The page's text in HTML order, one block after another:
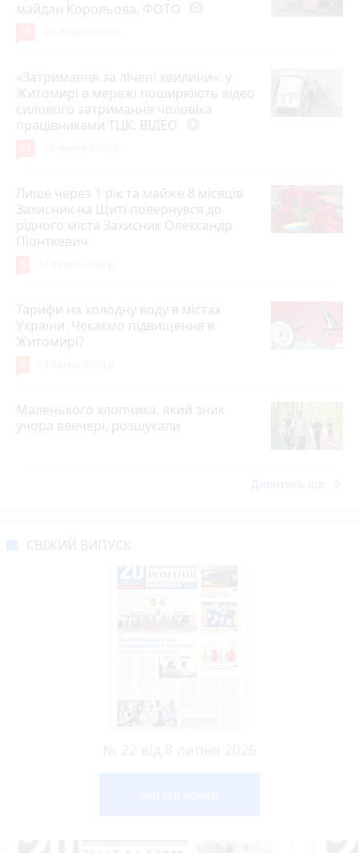
майдан Корольова. ФОТО
«Затримання за лічені хвилини»: у
Житомирі в мережі поширюють відео
силового затримання чоловіка
працівниками ТЦК. ВІДЕО
Лише через 1 рік та майже 8 місяців
Захисник на Щиті повернувся до
рідного міста Захисник Олександр
Піонткевич
Тарифи на холодну воду в містах
України. Чекаємо підвищення в
Житомирі?
Маленького хлопчика, який зник
учора ввечері, розшукали